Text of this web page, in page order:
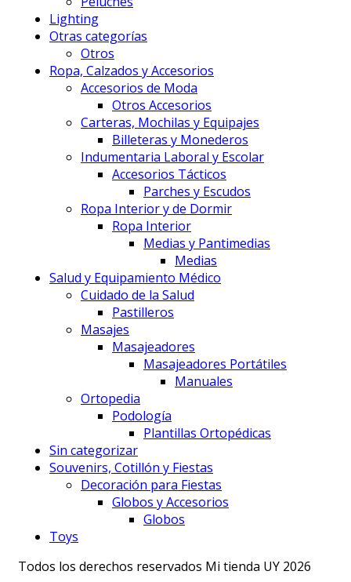
Lighting
Otras categorías
Otros
Ropa, Calzados y Accesorios
Accesorios de Moda
Otros Accesorios
Carteras, Mochilas y Equipajes
Billeteras y Monederos
Indumentaria Laboral y Escolar
Accesorios Tácticos
Parches y Escudos
Ropa Interior y de Dormir
Ropa Interior
Medias y Pantimedias
Medias
Salud y Equipamiento Médico
Cuidado de la Salud
Pastilleros
Masajes
Masajeadores
Masajeadores Portátiles
Manuales
Ortopedia
Podología
Plantillas Ortopédicas
Sin categorizar
Souvenirs, Cotillón y Fiestas
Decoración para Fiestas
Globos y Accesorios
Globos
Toys
Todos los derechos reservados Mi tienda UY 2026